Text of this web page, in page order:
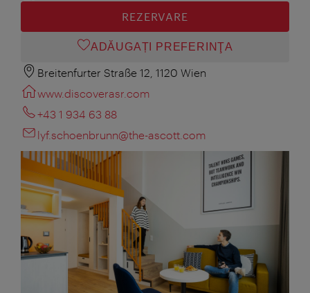
REZERVARE
ADĂUGAȚI PREFERINŢA
Breitenfurter Straße 12, 1120 Wien
www.discoverasr.com
+43 1 934 63 88
lyf.schoenbrunn@the-ascott.com